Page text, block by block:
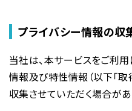
プライバシー情報の収
当社は、本サービスをご利
情報及び特性情報（以下「取
収集させていただく場合があ